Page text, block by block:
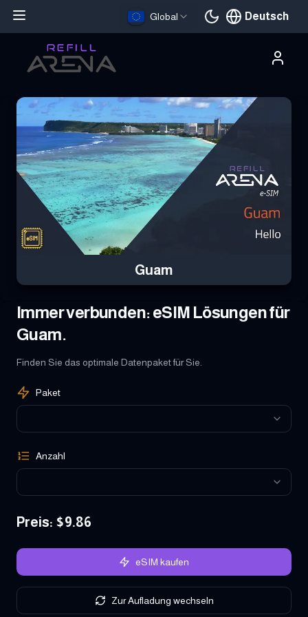
Global Deutsch
Aktuelle Sprache
Guam
Immer verbunden: eSIM Lösungen für
Guam.
Finden Sie das optimale Datenpaket für Sie.
Paket
Anzahl
Preis: $9.86
eSIM kaufen
Zur Aufladung wechseln